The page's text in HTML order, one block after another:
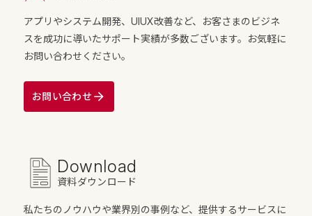
アプリやシステム開発、UIUX改善など、お客さまのビジネ
スを成功に導いたサポート実績が多数ございます。お気軽に
お問い合わせください。
お問い合わせ
Download
資料ダウンロード
私たちのノウハウや業界別の事例など、提供するサービスに